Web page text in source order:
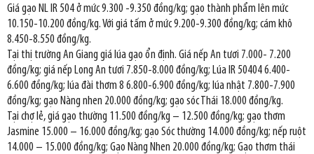
Giá gạo NL IR 504 ở mức 9.300 -9.350 đồng/kg; gạo thành phẩm lên mức
10.150-10.200 đồng/kg. Với giá tấm ở mức 9.200-9.300 đồng/kg; cám khô
8.450-8.550 đồng/kg.
Tại thị trường An Giang giá lúa gạo ổn định. Giá nếp An tươi 7.000- 7.200
đồng/kg; giá nếp Long An tươi 7.850-8.000 đồng/kg; Lúa IR 50404 6.400-
6.600 đồng/kg; lúa đài thơm 8 6.800-6.900 đồng/kg; lúa nhật 7.800-7.900
đồng/kg; gạo Nàng nhen 20.000 đồng/kg; gạo sóc Thái 18.000 đồng/kg.
Tại chợ lẻ, giá gạo thường 11.500 đồng/kg – 12.500 đồng/kg; gạo thơm
Jasmine 15.000 – 16.000 đồng/kg; gạo Sóc thường 14.000 đồng/kg; nếp ruột
14.000 – 15.000 đồng/kg; Gạo Nàng Nhen 20.000 đồng/kg; Gạo thơm thái